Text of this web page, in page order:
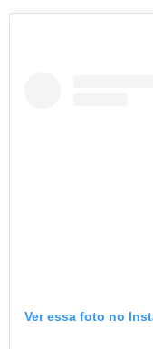
Ver essa foto no